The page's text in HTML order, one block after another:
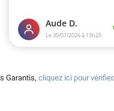
Garantis, cliquez ici pour vérifier.